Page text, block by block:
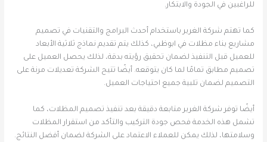
للراغبين في الجودة والابتكار.
كما تهتم شركة الغرير باستخدام أحدث البرامج والتقنيات في تصميم
مشاريع بناء مظلات في ابوظبي، كذلك يتم تقديم نماذج ثلاثية الأبعاد
للعميل قبل التنفيذ لضمان تحقيق رؤيته بدقة، لذلك يحصل العميل على
تصميم مطابق تمامًا لما كان يتوقعه. أيضًا تتيح الشركة تعديلات مرنة على
التصميم لضمان تلبية جميع احتياجات العميل.
أيضًا توفر شركة الغرير متابعة دقيقة بعد تنفيذ تصميم المظلات، كما
تشمل هذه الخدمة فحص جودة التركيب والتأكد من استقرار المظلات
وسلامتها، لذلك يمكن للعملاء الاعتماد على الشركة لضمان أفضل النتائج.